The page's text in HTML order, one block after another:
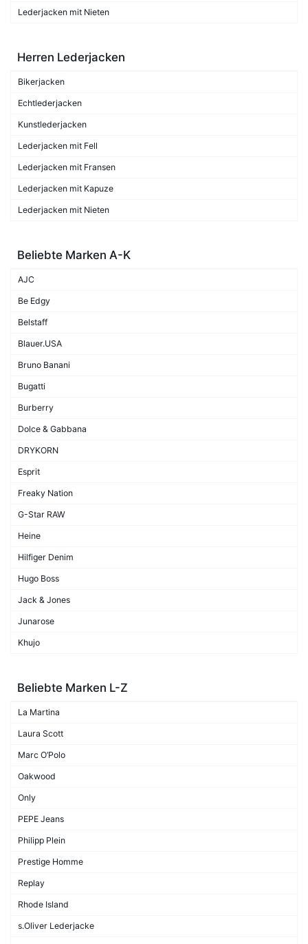
Lederjacken mit Nieten
Herren Lederjacken
Bikerjacken
Echtlederjacken
Kunstlederjacken
Lederjacken mit Fell
Lederjacken mit Fransen
Lederjacken mit Kapuze
Lederjacken mit Nieten
Beliebte Marken A-K
AJC
Be Edgy
Belstaff
Blauer.USA
Bruno Banani
Bugatti
Burberry
Dolce & Gabbana
DRYKORN
Esprit
Freaky Nation
G-Star RAW
Heine
Hilfiger Denim
Hugo Boss
Jack & Jones
Junarose
Khujo
Beliebte Marken L-Z
La Martina
Laura Scott
Marc O’Polo
Oakwood
Only
PEPE Jeans
Philipp Plein
Prestige Homme
Replay
Rhode Island
s.Oliver Lederjacke